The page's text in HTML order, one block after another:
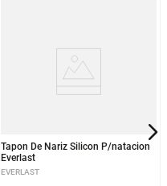
Tapon De Nariz Silicon P/natacion
Everlast
EVERLAST